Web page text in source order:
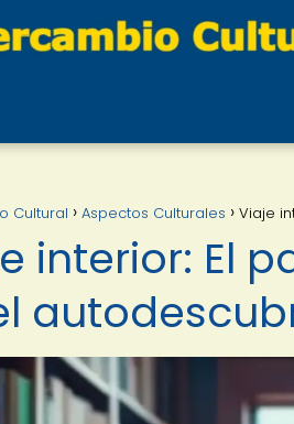
Cultural Aspectos Culturales Viaje
interior: El